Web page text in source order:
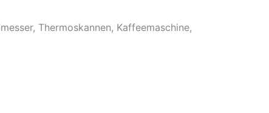
Thermoskannen, Kaffeemaschine,